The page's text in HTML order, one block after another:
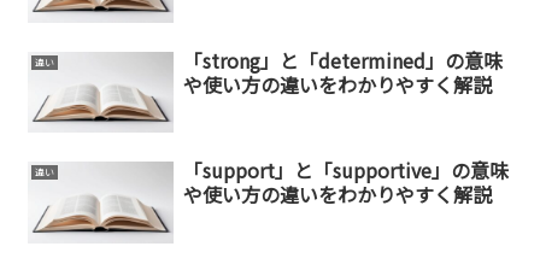
違い
「strong」と「determined」の意味
や使い方の違いをわかりやすく解説
違い
「support」と「supportive」の意味
や使い方の違いをわかりやすく解説